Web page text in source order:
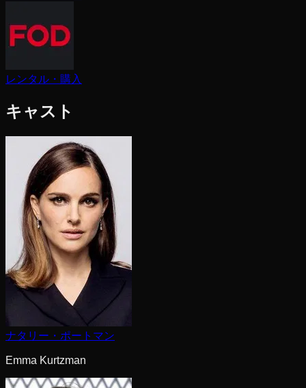
レンタル・購入
キャスト
ナタリー・ポートマン
Emma Kurtzman